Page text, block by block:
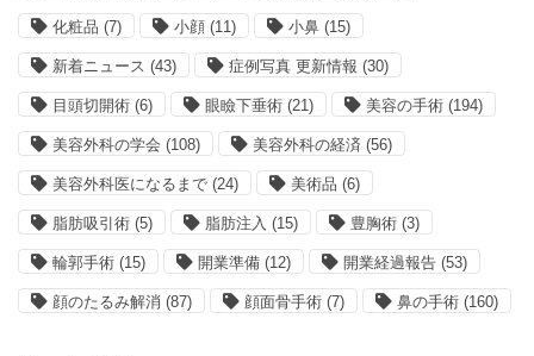
化粧品 (7) 小顔 (11) 小鼻 (15)
新着ニュース (43) 症例写真 更新情報 (30)
目頭切開術 (6) 眼瞼下垂術 (21) 美容の手術 (194)
美容外科の学会 (108) 美容外科の経済 (56)
美容外科医になるまで (24) 美術品 (6)
脂肪吸引術 (5) 脂肪注入 (15) 豊胸術 (3)
輪郭手術 (15) 開業準備 (12) 開業経過報告 (53)
顔のたるみ解消 (87) 顔面骨手術 (7) 鼻の手術 (160)